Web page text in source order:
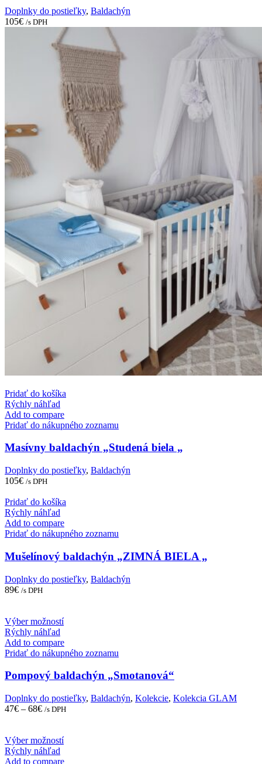
Doplnky do postieľky, Baldachýn
105€ /s DPH
Pridať do košíka
Rýchly náhľad
Add to compare
Pridať do nákupného zoznamu
Masívny baldachýn „Studená biela „
Doplnky do postieľky, Baldachýn
105€ /s DPH
Pridať do košíka
Rýchly náhľad
Add to compare
Pridať do nákupného zoznamu
Mušelínový baldachýn „ZIMNÁ BIELA „
Doplnky do postieľky, Baldachýn
89€ /s DPH
Výber možnostíThis
has
multiple
The
may
be
the
product
page
Rýchly náhľad
Add to compare
Pridať do nákupného zoznamu
Pompový baldachýn „Smotanová“
Doplnky do postieľky, Baldachýn, Kolekcie, Kolekcia GLAM
47€ – 68€ /s DPH
Výber možnostíThis
has
Rýchly náhľad
Add to compare